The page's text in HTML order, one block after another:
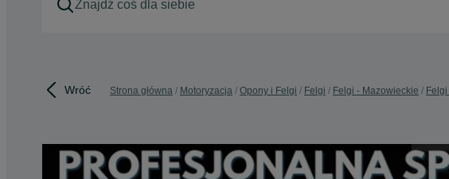
Wróć Strona główna Motoryzacja Opony i Felgi Felgi Felgi - Mazowieckie